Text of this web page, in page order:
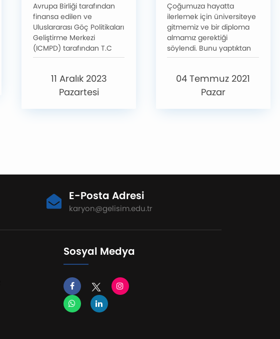
Avrupa Birliği tarafından
finansa edilen ve
Uluslararası Göç Politikaları
Geliştirme Merkezi
(ICMPD) tarafından T.C
Sanayi ve Teknoloji
Ajansları Genel Müdürlüğü
Koordinasyonuyla
Projesi kapsamında
11 Aralık 2023
Pazartesi
Çoğumuza hayatta
ilerlemek için üniversiteye
gitmemiz ve bir diploma
almamız gerektiği
söylendi. Bunu yaptıktan
sonra bir de karşınıza
Öyleyse neden bir yüksek
lisans derecesine
ve alan için bir tezli veya
ve birçok mezun, yüksek
04 Temmuz 2021
Pazar
E-Posta Adresi
karyon@gelisim.edu.tr
Sosyal Medya